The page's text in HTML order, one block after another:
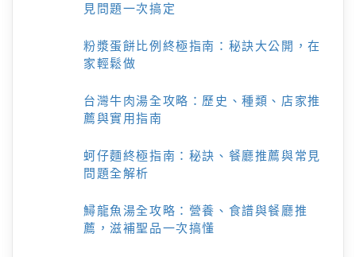
見問題一次搞定
粉漿蛋餅比例終極指南：秘訣大公開，在
家輕鬆做
台灣牛肉湯全攻略：歷史、種類、店家推
薦與實用指南
蚵仔麵終極指南：秘訣、餐廳推薦與常見
問題全解析
鱘龍魚湯全攻略：營養、食譜與餐廳推
薦，滋補聖品一次搞懂